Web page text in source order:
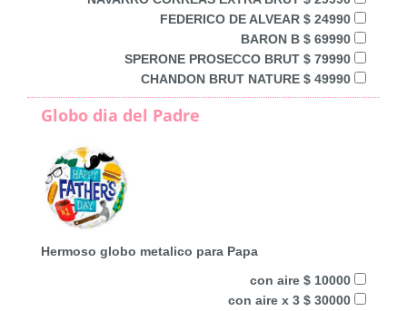
FEDERICO DE ALVEAR $ 24990
BARON B $ 69990
SPERONE PROSECCO BRUT $ 79990
CHANDON BRUT NATURE $ 49990
Globo dia del Padre
Hermoso globo metalico para Papa
con aire $ 10000
con aire x 3 $ 30000